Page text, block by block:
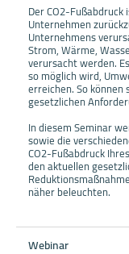
Der CO2-
Unternehmen
Unternehmens
Strom, Wärme,
verursacht werden.
so möglich wird,
erreichen. So
gesetzlichen
In diesem Seminar
sowie die
CO2-Fußabdruck
den aktuellen
näher beleuchten.
Webinar